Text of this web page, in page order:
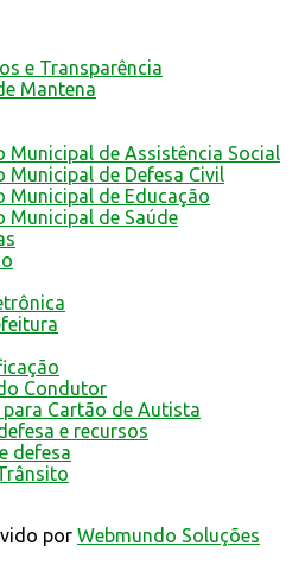
e Transparência
Mantena
Municipal de Assistência Social
Municipal de Defesa Civil
Municipal de Educação
Municipal de Saúde
Condutor
Cartão de Autista
e recursos
defesa
por Webmundo Soluções